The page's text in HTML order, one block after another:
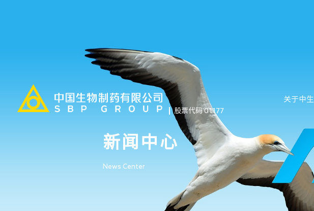
股票代码 01177
关于中生
新闻中心
News Center